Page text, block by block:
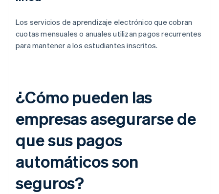
Los servicios de aprendizaje electrónico que cobran
cuotas mensuales o anuales utilizan pagos recurrentes
para mantener a los estudiantes inscritos.
¿Cómo pueden las
empresas asegurarse de
que sus pagos
automáticos son
seguros?